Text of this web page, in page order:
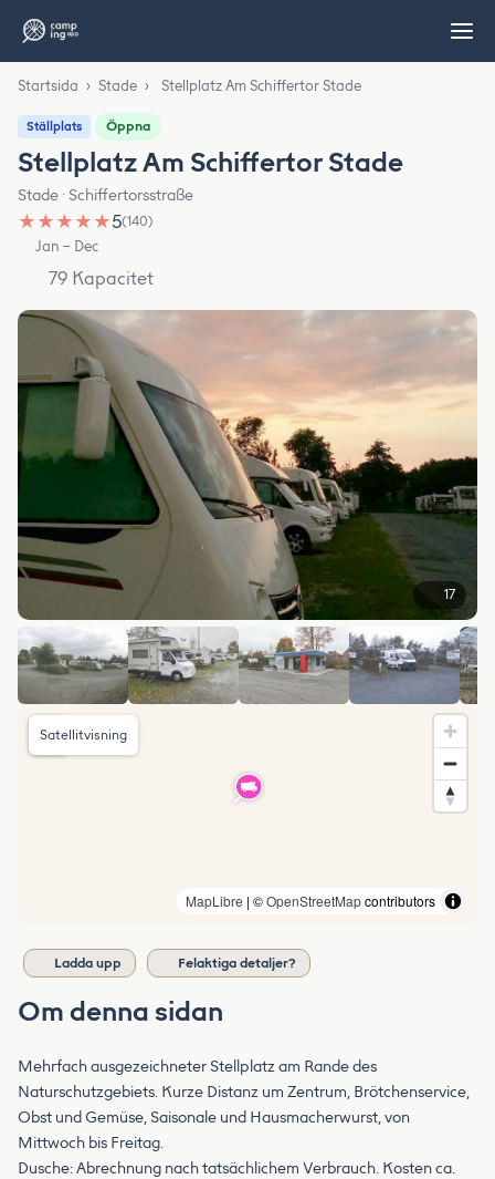
Startsida › Stade › Stellplatz Am Schiffertor Stade
Ställplats Öppna
Stellplatz Am Schiffertor Stade
Stade · Schiffertorsstraße
★ ★ ★ ★ ★5(140)
Jan – Dec
79 Kapacitet
17
MapLibre | ©OpenStreetMapcontributors
Satellitvisning
Ladda upp Felaktiga detaljer?
Om denna sidan
Mehrfach ausgezeichneter Stellplatz am Rande des
Naturschutzgebiets. Kurze Distanz um Zentrum, Brötchenservice,
Obst und Gemüse, Saisonale und Hausmacherwurst, von
Mittwoch bis Freitag.
Dusche: Abrechnung nach tatsächlichem Verbrauch. Kosten ca.